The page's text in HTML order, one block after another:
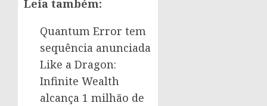
Leia também:
Quantum Error tem
sequência anunciada
Like a Dragon:
Infinite Wealth
alcança 1 milhão de